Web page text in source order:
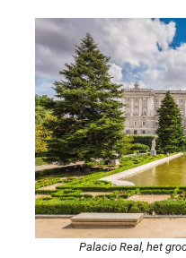
Palacio Real, het